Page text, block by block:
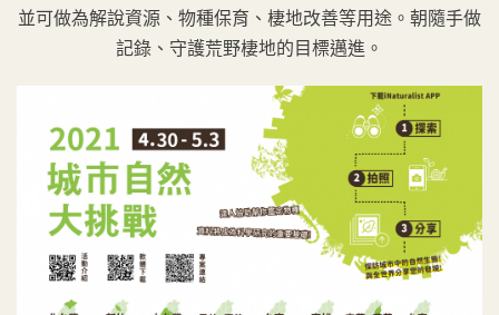
並可做為解說資源、物種保育、棲地改善等用途。朝隨手做
記錄、守護荒野棲地的目標邁進。